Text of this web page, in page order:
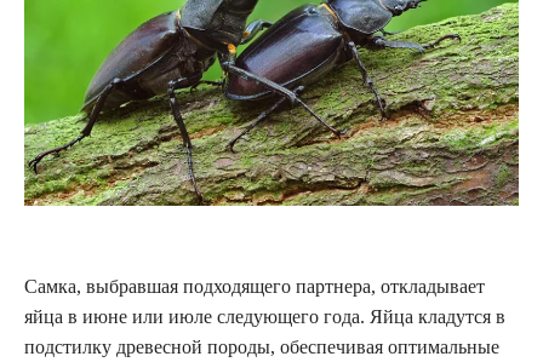
Самка, выбравшая подходящего партнера, откладывает
яйца в июне или июле следующего года. Яйца кладутся в
подстилку древесной породы, обеспечивая оптимальные